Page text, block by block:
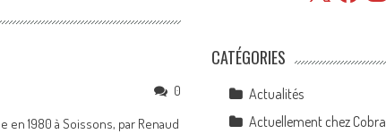
0
en 1980 à Soissons, par Renaud
CATÉGORIES
Actualités
Actuellement chez Cobra